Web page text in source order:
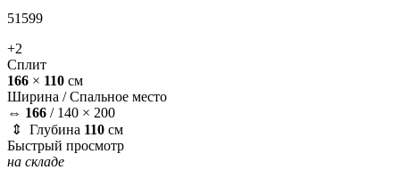
51599
+2
Сплит
166 × 110 см
Ширина /Спальное место
⇔ 166 / 140 × 200
⇕ Глубина 110 см
Быстрый просмотр
на складе